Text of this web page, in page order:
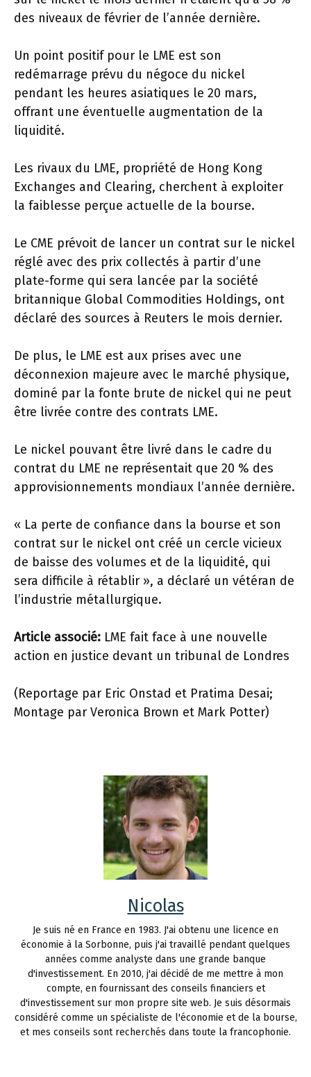
des niveaux de février de l’année dernière.
Un point positif pour le LME est son
redémarrage prévu du négoce du nickel
pendant les heures asiatiques le 20 mars,
offrant une éventuelle augmentation de la
liquidité.
Les rivaux du LME, propriété de Hong Kong
Exchanges and Clearing, cherchent à exploiter
la faiblesse perçue actuelle de la bourse.
Le CME prévoit de lancer un contrat sur le nickel
réglé avec des prix collectés à partir d’une
plate-forme qui sera lancée par la société
britannique Global Commodities Holdings, ont
déclaré des sources à Reuters le mois dernier.
De plus, le LME est aux prises avec une
déconnexion majeure avec le marché physique,
dominé par la fonte brute de nickel qui ne peut
être livrée contre des contrats LME.
Le nickel pouvant être livré dans le cadre du
contrat du LME ne représentait que 20 % des
approvisionnements mondiaux l’année dernière.
« La perte de confiance dans la bourse et son
contrat sur le nickel ont créé un cercle vicieux
de baisse des volumes et de la liquidité, qui
sera difficile à rétablir », a déclaré un vétéran de
l’industrie métallurgique.
Article associé: LME fait face à une nouvelle
action en justice devant un tribunal de Londres
(Reportage par Eric Onstad et Pratima Desai;
Montage par Veronica Brown et Mark Potter)
Nicolas
Je suis né en France en 1983. J'ai obtenu une licence en
économie à la Sorbonne, puis j'ai travaillé pendant quelques
années comme analyste dans une grande banque
d'investissement. En 2010, j'ai décidé de me mettre à mon
compte, en fournissant des conseils financiers et
d'investissement sur mon propre site web. Je suis désormais
considéré comme un spécialiste de l'économie et de la bourse,
et mes conseils sont recherchés dans toute la francophonie.